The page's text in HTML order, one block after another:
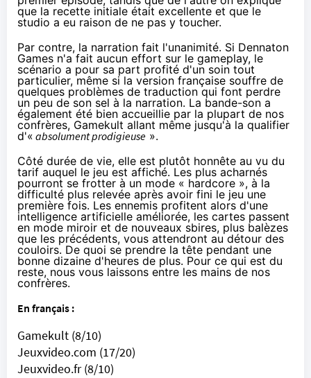
que la recette initiale était excellente et que le
studio a eu raison de ne pas y toucher.
Par contre, la narration fait l'unanimité. Si Dennaton
Games n'a fait aucun effort sur le gameplay, le
scénario a pour sa part profité d'un soin tout
particulier, même si la version française souffre de
quelques problèmes de traduction qui font perdre
un peu de son sel à la narration. La bande-son a
également été bien accueillie par la plupart de nos
confrères, Gamekult allant même jusqu'à la qualifier
d'« absolument prodigieuse ».
Côté durée de vie, elle est plutôt honnête au vu du
tarif auquel le jeu est affiché. Les plus acharnés
pourront se frotter à un mode « hardcore », à la
difficulté plus relevée après avoir fini le jeu une
première fois. Les ennemis profitent alors d'une
intelligence artificielle améliorée, les cartes passent
en mode miroir et de nouveaux sbires, plus balèzes
que les précédents, vous attendront au détour des
couloirs. De quoi se prendre la tête pendant une
bonne dizaine d'heures de plus. Pour ce qui est du
reste, nous vous laissons entre les mains de nos
confrères.
En français :
Gamekult (8/10)
Jeuxvideo.com (17/20)
Jeuxvideo.fr(8/10)